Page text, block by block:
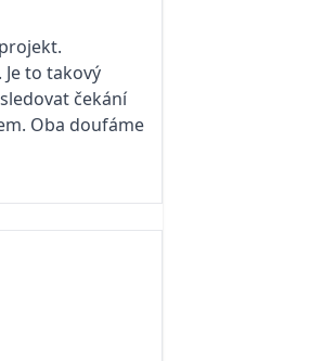
to takový
čekání
Oba doufáme